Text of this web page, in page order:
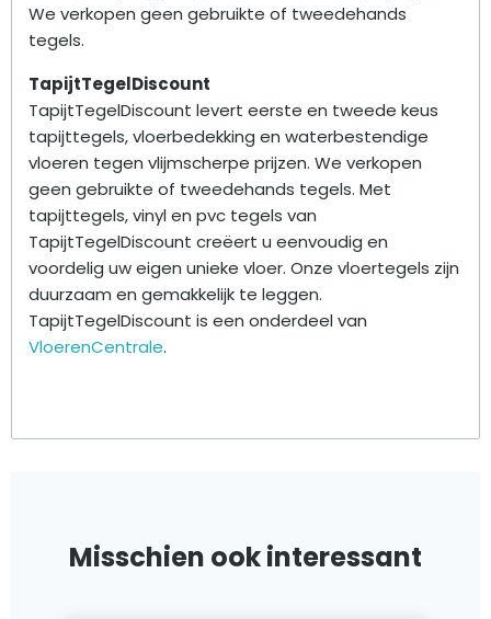
We verkopen geen gebruikte of tweedehands
tegels.
TapijtTegelDiscount
TapijtTegelDiscount levert eerste en tweede keus
tapijttegels, vloerbedekking en waterbestendige
vloeren tegen vlijmscherpe prijzen. We verkopen
geen gebruikte of tweedehands tegels. Met
tapijttegels, vinyl en pvc tegels van
TapijtTegelDiscount creëert u eenvoudig en
voordelig uw eigen unieke vloer. Onze vloertegels zijn
duurzaam en gemakkelijk te leggen.
TapijtTegelDiscount is een onderdeel van
VloerenCentrale.
Misschien ook interessant